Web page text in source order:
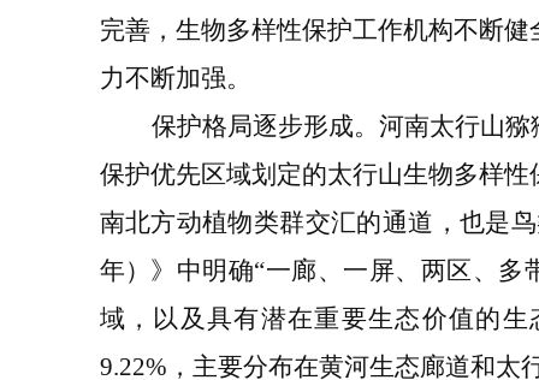
完善，生物多样性保护工作机构不断健
力不断加强。
保护格局逐步形成。 河南太行山猕
保护优先区域划定的太行山生物多样
南北方动植物类群交汇的通道，也是
年）》中明确“一廊、 一屏、 两区、 多
域，以及具有潜在重要生态价值的
9.22% ，主要分布在黄河生态廊道和太